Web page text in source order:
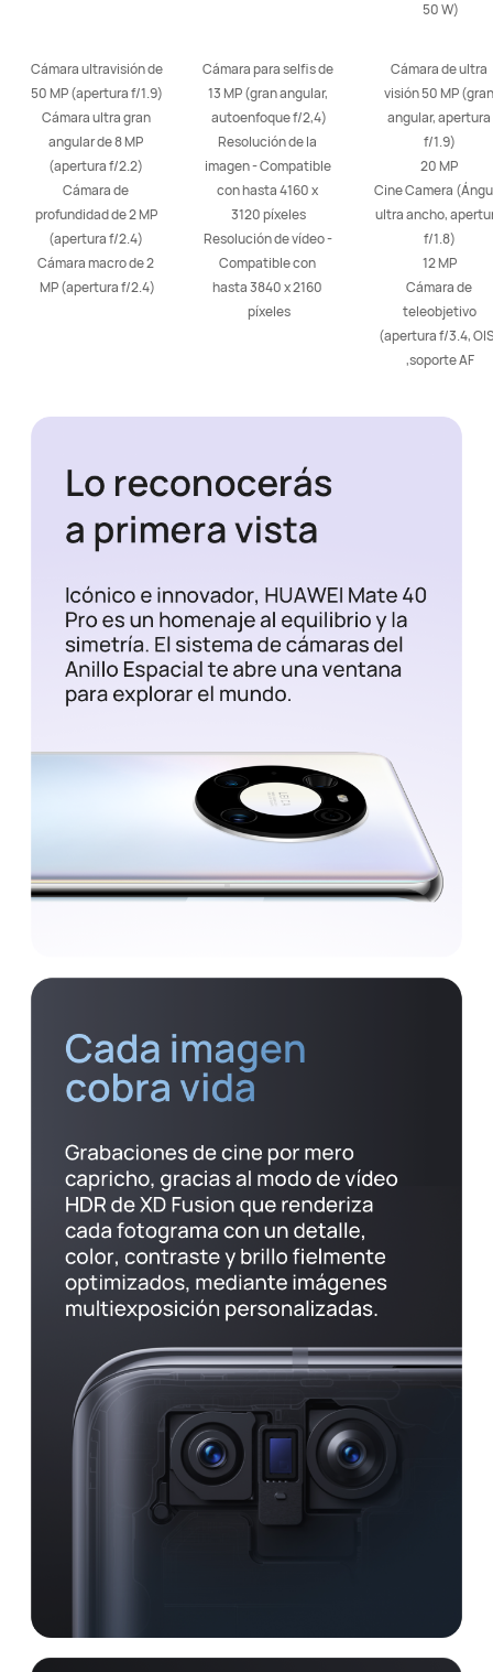
Cámara ultravisión de
50 MP (apertura f/1.9)
Cámara ultra gran
angular de 8 MP
(apertura f/2.2)
Cámara de
profundidad de 2 MP
(apertura f/2.4)
Cámara macro de 2
MP (apertura f/2.4)
Cámara para selfis de
13 MP (gran angular,
autoenfoque f/2,4)
Resolución de la
imagen - Compatible
con hasta 4160 x
3120 píxeles
Resolución de vídeo -
Compatible con
hasta 3840 x 2160
píxeles
50 W)
Cámara de ultra
visión 50 MP (gran
angular, apertura
f/1.9)
20 MP
Cine Camera
ultra ancho,
f/1.8)
12 MP
Cámara de
teleobjetivo
(apertura f/3.4,
,soporte AF